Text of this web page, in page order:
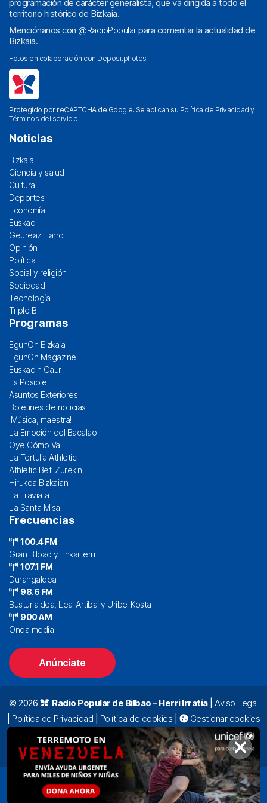
programación de carácter generalista, que va dirigida a todo el
territorio histórico de Bizkaia.
Menciónanos con @RadioPopularpara comentar la actualidad de
Bizkaia.
Fotos en colaboración con Depositphotos
Protegido por reCAPTCHA de Google. Se aplican su Política de Privacidad y
Términos del servicio.
Noticias
Bizkaia
Ciencia y salud
Cultura
Deportes
Economía
Euskadi
Geureaz Harro
Opinión
Política
Social y religión
Sociedad
Tecnología
Triple B
Programas
EgunOn Bizkaia
EgunOn Magazine
Euskadin Gaur
Es Posible
Asuntos Exteriores
Boletines de noticias
¡Música, maestra!
La Emoción del Bacalao
Oye Cómo Va
La Tertulia Athletic
Athletic Beti Zurekin
Hirukoa Bizkaian
La Traviata
La Santa Misa
Frecuencias
100.4 FM
Gran Bilbao y Enkarterri
107.1 FM
Durangaldea
98.6 FM
Busturialdea, Lea-Artibai y Uribe-Kosta
900 AM
Onda media
Anúnciate
© 2026 Radio Popular de Bilbao – Herri Irratia|Aviso Legal
Política de Privacidad Política de cookies
Gestionar cookies
Alda. Mazarredo, 47 – 7º 48009 Bilbao |
94 423 92 00|
oyentes@radiopopular.com